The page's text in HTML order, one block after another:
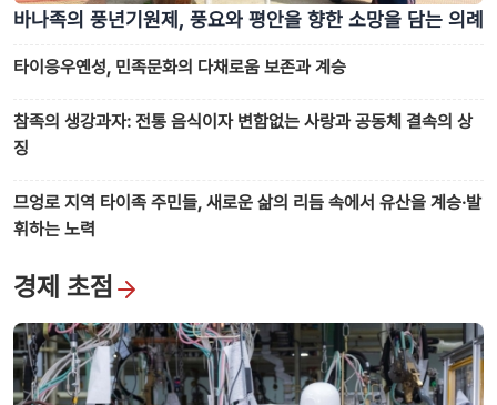
바나족의 풍년기원제, 풍요와 평안을 향한 소망을 담는 의례
타이응우옌성, 민족문화의 다채로움 보존과 계승
참족의 생강과자: 전통 음식이자 변함없는 사랑과 공동체 결속의 상
징
므엉로 지역 타이족 주민들, 새로운 삶의 리듬 속에서 유산을 계승·발
휘하는 노력
경제 초점